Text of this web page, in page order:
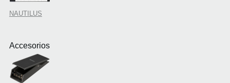
NAUTILUS
Accesorios